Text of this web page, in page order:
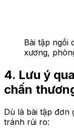
Bài tập ngồi
xương,
4. Lưu ý
chấn
Dù là bài tập đơn
tránh rủi ro: